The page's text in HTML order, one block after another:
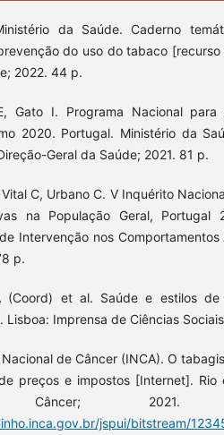
da Saúde. Caderno
do uso do tabaco
2022. 44 p.
Gato I. Programa Nacional
2020. Portugal. Ministério da
Geral da Saúde; 2021. 81 p.
Vital C, Urbano C. V Inquérito
na População Geral, Portugal
Intervenção nos
p.
(Coord) et al. Saúde e estilos
Lisboa: Imprensa de Ciências
de Câncer (INCA). O
preços e impostos [Internet]. Rio
2021.
jspui/bitstream/